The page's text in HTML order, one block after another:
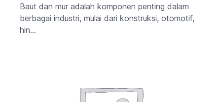
Baut dan mur adalah komponen penting dalam
berbagai industri, mulai dari konstruksi, otomotif,
hin...